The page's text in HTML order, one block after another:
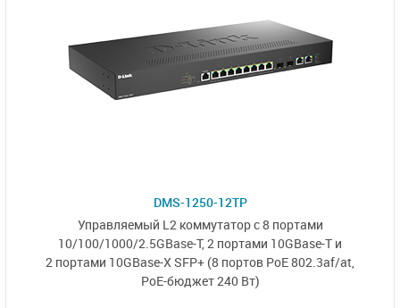
DMS-1250-12TP
Управляемый L2 коммутатор с 8 портами
10/100/1000/2.5GBase-T,2 портами 10GBase-T и
2 портами 10GBase-X SFP+ (8 портов PoE 802.3af/at,
PoE-бюджет 240 Вт)